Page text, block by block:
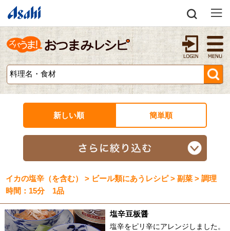
新しい順 簡単順
イカの塩辛（を含む） > ビール類にあうレシピ > 副菜 > 調理
時間：15分 1品
塩辛豆板醤
塩辛をピリ辛にアレンジしました。